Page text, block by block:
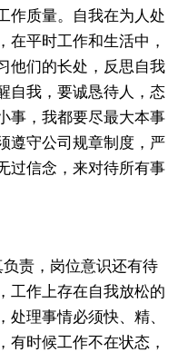
作质量。自我在为人处
在平时工作和生活中，
他们的长处，反思自我
自我，要诚恳待人，态
事，我都要尽最大本事
遵守公司规章制度，严
过信念，来对待所有事
责，岗位意识还有待
工作上存在自我放松的
理事情必须快、精、
有时候工作不在状态，